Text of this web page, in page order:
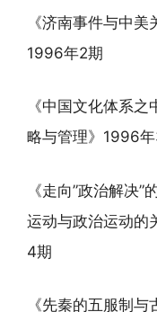
《济南事件与中美
1996年2期
《中国文化体系
略与管理》1996
《走向”政治解决”
运动与政治运动的
4期
《先秦的五服制与